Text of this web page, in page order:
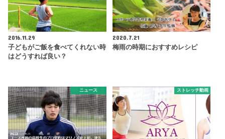
2016.11.29
子どもがご飯を食べてくれない時
はどうすれば良い？
2020.7.21
梅雨の時期におすすめレシピ
ニュース ストレッチ動画